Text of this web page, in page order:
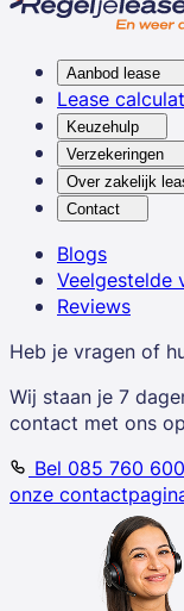
Aanbod lease
Lease
Keuzehulp
Verzekeringen
Over zakelijk
Contact
Blogs
Veelgestelde
Reviews
Heb je vragen of
Wij staan je 7
contact met ons
Bel 085 760
onze